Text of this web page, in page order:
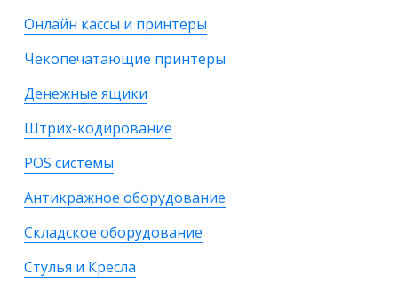
Онлайн кассы и принтеры
Чекопечатающие принтеры
Денежные ящики
Штрих-кодирование
POS системы
Антикражное оборудование
Складское оборудование
Стулья и Кресла